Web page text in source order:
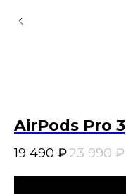
AirPods Pro 3
19 490 ₽23 990 ₽